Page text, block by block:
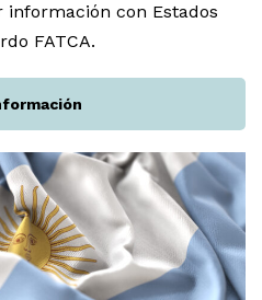
con Estados
FATCA.